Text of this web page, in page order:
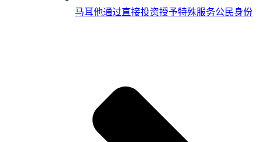
马耳他通过直接投资授予特殊服务公民身份